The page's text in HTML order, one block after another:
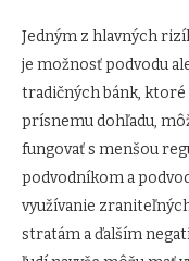
Jedným z hlavných
je možnosť podvodu
tradičných bánk, ktoré
prísnemu dohľadu,
fungovať s menšou
podvodníkom a
využívanie
stratám a ďalším